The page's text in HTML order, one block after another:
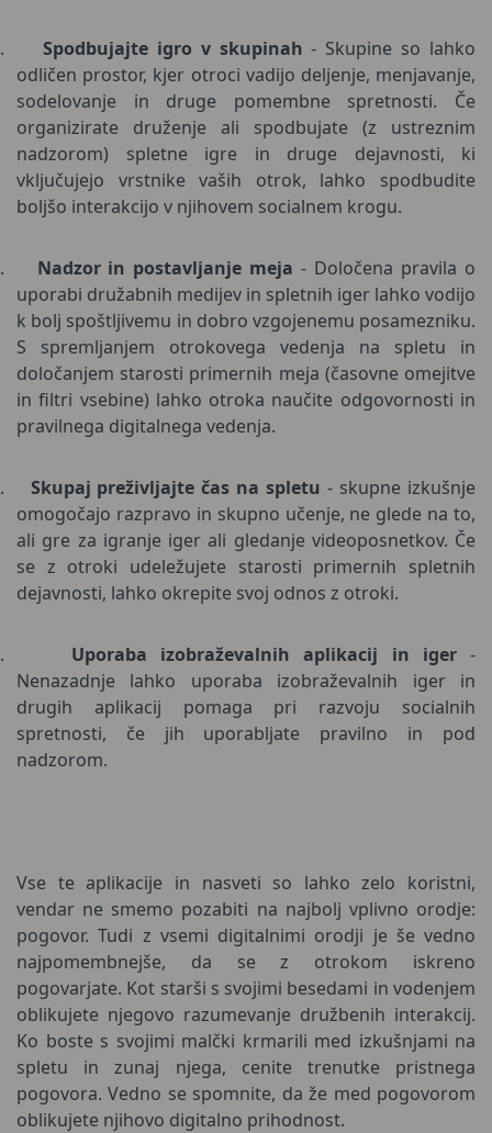
Spodbujajte igro v skupinah - Skupine so lahko
odličen prostor, kjer otroci vadijo deljenje, menjavanje,
sodelovanje in druge pomembne spretnosti. Če
organizirate druženje ali spodbujate (z ustreznim
nadzorom) spletne igre in druge dejavnosti, ki
vključujejo vrstnike vaših otrok, lahko spodbudite
boljšo interakcijo v njihovem socialnem krogu.
Nadzor in postavljanje meja - Določena pravila o
uporabi družabnih medijev in spletnih iger lahko vodijo
k bolj spoštljivemu in dobro vzgojenemu posamezniku.
S spremljanjem otrokovega vedenja na spletu in
določanjem starosti primernih meja (časovne omejitve
in filtri vsebine) lahko otroka naučite odgovornosti in
pravilnega digitalnega vedenja.
Skupaj preživljajte čas na spletu - skupne izkušnje
omogočajo razpravo in skupno učenje, ne glede na to,
ali gre za igranje iger ali gledanje videoposnetkov. Če
se z otroki udeležujete starosti primernih spletnih
dejavnosti, lahko okrepite svoj odnos z otroki.
Uporaba izobraževalnih aplikacij in iger-
Nenazadnje lahko uporaba izobraževalnih iger in
drugih aplikacij pomaga pri razvoju socialnih
spretnosti, če jih uporabljate pravilno in pod
nadzorom.
Vse te aplikacije in nasveti so lahko zelo koristni,
vendar ne smemo pozabiti na najbolj vplivno orodje:
pogovor. Tudi z vsemi digitalnimi orodji je še vedno
najpomembnejše, da se z otrokom iskreno
pogovarjate. Kot starši s svojimi besedami in vodenjem
oblikujete njegovo razumevanje družbenih interakcij.
Ko boste s svojimi malčki krmarili med izkušnjami na
spletu in zunaj njega, cenite trenutke pristnega
pogovora. Vedno se spomnite, da že med pogovorom
oblikujete njihovo digitalno prihodnost.